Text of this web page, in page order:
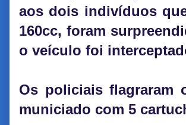
aos dois indivíduos
160cc, foram
o veículo foi
Os policiais flagraram
municiado com 5